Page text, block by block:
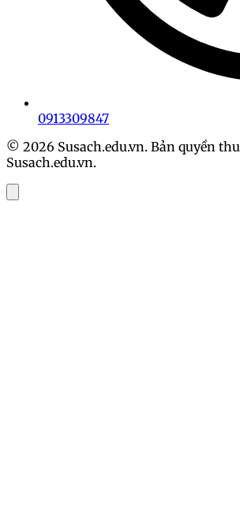
0913309847
© 2026 Susach.edu.vn. Bản quyền
Susach.edu.vn.